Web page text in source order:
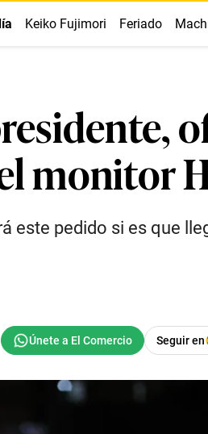
Keiko Fujimori Feriado
monitor
pedido si es que
Seguir en